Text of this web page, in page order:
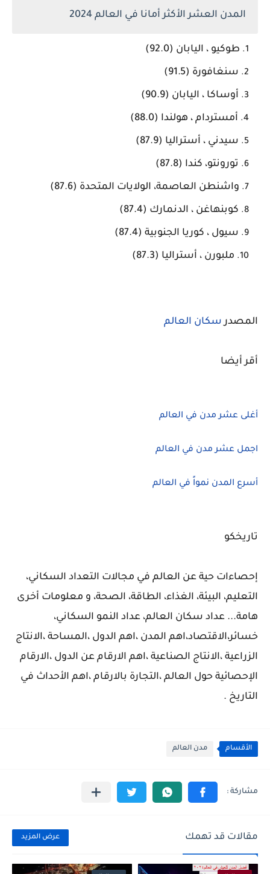
المدن العشر الأكثر أمانا في العالم 2024
طوكيو ، اليابان (92.0)
سنغافورة (91.5)
أوساكا ، اليابان (90.9)
أمستردام ، هولندا (88.0)
سيدني ، أستراليا (87.9)
تورونتو، كندا (87.8)
واشنطن العاصمة، الولايات المتحدة (87.6)
كوبنهاغن ، الدنمارك (87.4)
سيول ، كوريا الجنوبية (87.4)
ملبورن ، أستراليا (87.3)
المصدرسكان العالم
أقر أيضا
أغلى عشر مدن في العالم
اجمل عشر مدن في العالم
أسرع المدن نمواً في العالم
تاريخكو
إحصاءات حية عن العالم في مجالات التعداد السكاني،
التعليم، البيئة، الغذاء، الطاقة، الصحة، و معلومات أخرى
هامة... عداد سكان العالم، عداد النمو السكاني،
خسائر،الاقتصاد،اهم المدن ،اهم الدول ،المساحة ،الانتاج
الزراعية ،الانتاج الصناعية ،اهم الارقام عن الدول ،الارقام
الإحصائية حول العالم ،التجارة بالارقام ،اهم الأحداث في
التاريخ .
الأقسام مدن العالم
مقالات قد تهمك عرض المزيد